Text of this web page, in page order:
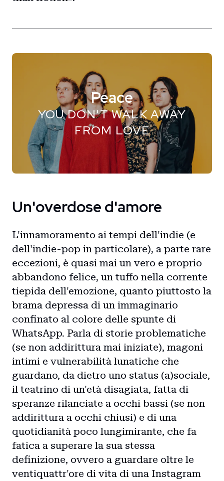
Peace
YOU DON'T WALK AWAY
FROM LOVE
Un'overdose d'amore
L'innamoramento ai tempi dell'indie (e
dell'indie-pop in particolare), a parte rare
eccezioni, è quasi mai un vero e proprio
abbandono felice, un tuffo nella corrente
tiepida dell'emozione, quanto piuttosto la
brama depressa di un immaginario
confinato al colore delle spunte di
WhatsApp. Parla di storie problematiche
(se non addirittura mai iniziate), magoni
intimi e vulnerabilità lunatiche che
guardano, da dietro uno status (a)sociale,
il teatrino di un'età disagiata, fatta di
speranze rilanciate a occhi bassi (se non
addirittura a occhi chiusi) e di una
quotidianità poco lungimirante, che fa
fatica a superare la sua stessa
definizione, ovvero a guardare oltre le
ventiquattr'ore di vita di una Instagram